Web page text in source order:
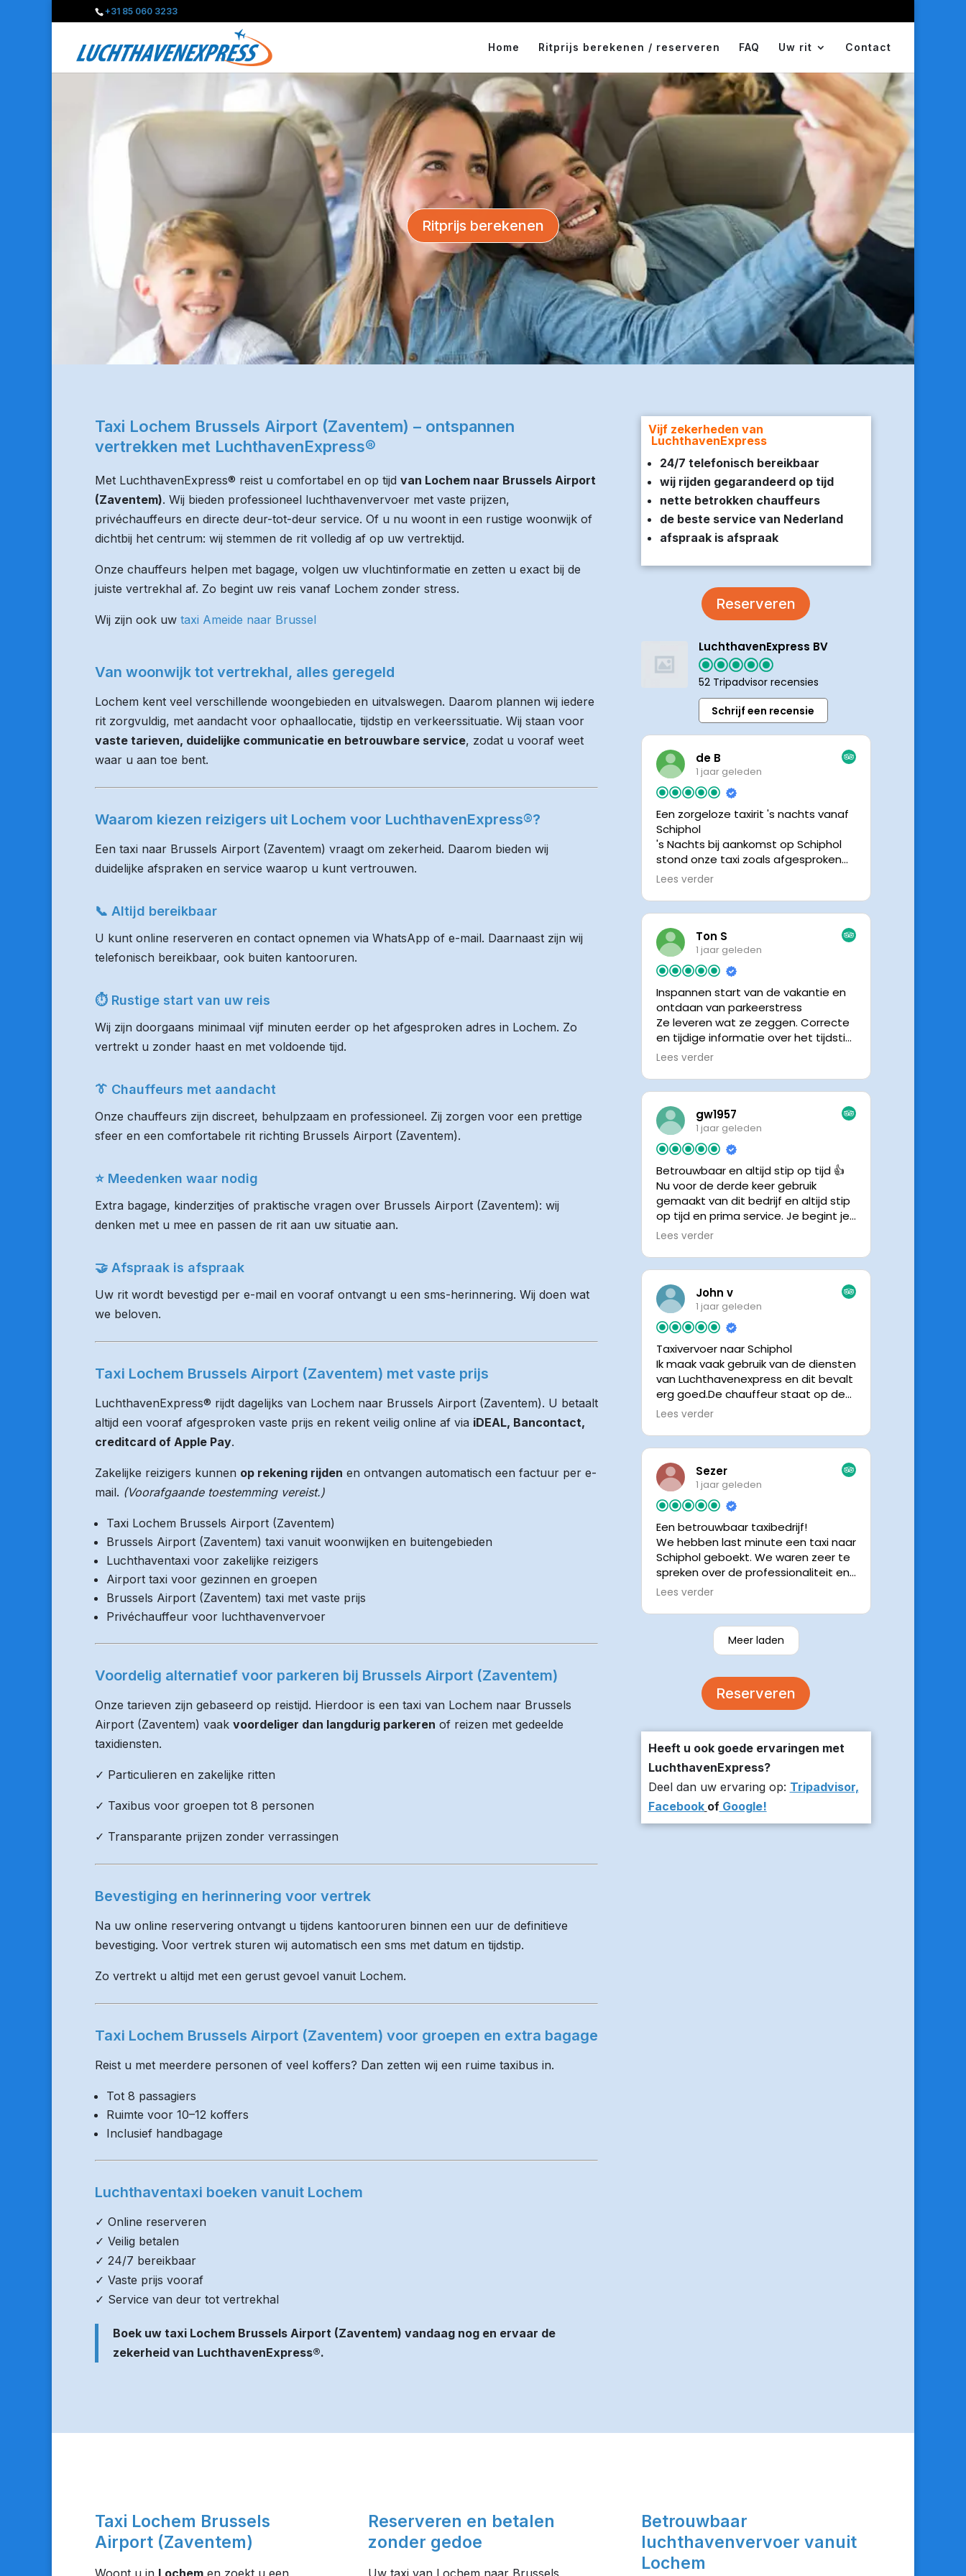
+31 85 060 3233
Home Ritprijs berekenen / reserveren FAQ Uw rit Contact
Ritprijs berekenen
Taxi Lochem Brussels Airport (Zaventem) – ontspannen
vertrekken met LuchthavenExpress®
Met LuchthavenExpress® reist u comfortabel en op tijd van Lochem naar Brussels Airport
(Zaventem). Wij bieden professioneel luchthavenvervoer met vaste prijzen,
privéchauffeurs en directe deur-tot-deur service. Of u nu woont in een rustige woonwijk of
dichtbij het centrum: wij stemmen de rit volledig af op uw vertrektijd.
Onze chauffeurs helpen met bagage, volgen uw vluchtinformatie en zetten u exact bij de
juiste vertrekhal af. Zo begint uw reis vanaf Lochem zonder stress.
Wij zijn ook uw taxi Ameide naar Brussel
Van woonwijk tot vertrekhal, alles geregeld
Lochem kent veel verschillende woongebieden en uitvalswegen. Daarom plannen wij iedere
rit zorgvuldig, met aandacht voor ophaallocatie, tijdstip en verkeerssituatie. Wij staan voor
vaste tarieven, duidelijke communicatie en betrouwbare service, zodat u vooraf weet
waar u aan toe bent.
Waarom kiezen reizigers uit Lochem voor LuchthavenExpress®?
Een taxi naar Brussels Airport (Zaventem) vraagt om zekerheid. Daarom bieden wij
duidelijke afspraken en service waarop u kunt vertrouwen.
📞 Altijd bereikbaar
U kunt online reserveren en contact opnemen via WhatsApp of e-mail. Daarnaast zijn wij
telefonisch bereikbaar, ook buiten kantooruren.
⏱ Rustige start van uw reis
Wij zijn doorgaans minimaal vijf minuten eerder op het afgesproken adres in Lochem. Zo
vertrekt u zonder haast en met voldoende tijd.
👔 Chauffeurs met aandacht
Onze chauffeurs zijn discreet, behulpzaam en professioneel. Zij zorgen voor een prettige
sfeer en een comfortabele rit richting Brussels Airport (Zaventem).
⭐ Meedenken waar nodig
Extra bagage, kinderzitjes of praktische vragen over Brussels Airport (Zaventem): wij
denken met u mee en passen de rit aan uw situatie aan.
🤝 Afspraak is afspraak
Uw rit wordt bevestigd per e-mail en vooraf ontvangt u een sms-herinnering. Wij doen wat
we beloven.
Taxi Lochem Brussels Airport (Zaventem) met vaste prijs
LuchthavenExpress® rijdt dagelijks van Lochem naar Brussels Airport (Zaventem). U betaalt
altijd een vooraf afgesproken vaste prijs en rekent veilig online af via iDEAL, Bancontact,
creditcard of Apple Pay.
Zakelijke reizigers kunnen op rekening rijden en ontvangen automatisch een factuur per e-
mail. (Voorafgaande toestemming vereist.)
Taxi Lochem Brussels Airport (Zaventem)
Brussels Airport (Zaventem) taxi vanuit woonwijken en buitengebieden
Luchthaventaxi voor zakelijke reizigers
Airport taxi voor gezinnen en groepen
Brussels Airport (Zaventem) taxi met vaste prijs
Privéchauffeur voor luchthavenvervoer
Voordelig alternatief voor parkeren bij Brussels Airport (Zaventem)
Onze tarieven zijn gebaseerd op reistijd. Hierdoor is een taxi van Lochem naar Brussels
Airport (Zaventem) vaak voordeliger dan langdurig parkeren of reizen met gedeelde
taxidiensten.
✓ Particulieren en zakelijke ritten
✓ Taxibus voor groepen tot 8 personen
✓ Transparante prijzen zonder verrassingen
Bevestiging en herinnering voor vertrek
Na uw online reservering ontvangt u tijdens kantooruren binnen een uur de definitieve
bevestiging. Voor vertrek sturen wij automatisch een sms met datum en tijdstip.
Zo vertrekt u altijd met een gerust gevoel vanuit Lochem.
Taxi Lochem Brussels Airport (Zaventem) voor groepen en extra bagage
Reist u met meerdere personen of veel koffers? Dan zetten wij een ruime taxibus in.
Tot 8 passagiers
Ruimte voor 10–12 koffers
Inclusief handbagage
Luchthaventaxi boeken vanuit Lochem
✓ Online reserveren
✓ Veilig betalen
✓ 24/7 bereikbaar
✓ Vaste prijs vooraf
✓ Service van deur tot vertrekhal
Boek uw taxi Lochem Brussels Airport (Zaventem) vandaag nog en ervaar de
zekerheid van LuchthavenExpress®.
Vijf zekerheden van
LuchthavenExpress
24/7 telefonisch bereikbaar
wij rijden gegarandeerd op tijd
nette betrokken chauffeurs
de beste service van Nederland
afspraak is afspraak
Reserveren
LuchthavenExpress BV
52 Tripadvisor recensies
Schrijf een recensie
de B
1 jaar geleden
Een zorgeloze taxirit 's nachts vanaf
Schiphol
's Nachts bij aankomst op Schiphol
stond onze taxi zoals afgesproken
keurig te wachten. Dankzij de goede
chauffeur wisten we precies waar de
chauffeur, met een prachtige auto
was het een comfortabele rit. Graag
tot de volgende de keer.
Lees verder
Ton S
1 jaar geleden
Inspannen start van de vakantie en
ontdaan van parkeerstress
Ze leveren wat ze zeggen. Correcte
en tijdige informatie over het tijdstip
van ophalen. Voldeed ook nu weer
Lees verder
gw1957
1 jaar geleden
Betrouwbaar en altijd stip op tijd 👍
Nu voor de derde keer gebruik
gemaakt van dit bedrijf en altijd stip
op tijd en prima service. Je begint je
vakantie zonder zorgen iig. 👍👍
Lees verder
John v
1 jaar geleden
Taxivervoer naar Schiphol
Ik maak vaak gebruik van de diensten
van Luchthavenexpress en dit bevalt
erg goed.De chauffeur staat op de
afgesproken tijd klaar om je op te
neemt de chauffeur direct contact
staat.Altijd nette chauffeurs, en in
mijn geval is het voordeliger dan
parkeren op P3 bij 9 dagen parkeren.
En dan hopen dat je auto geen
schade heeft ivm de krappe
parkeervakken. Ik beveel
Luchthavenexpress dan ook zeker
aan.
Lees verder
Sezer
1 jaar geleden
Een betrouwbaar taxibedrijf!
We hebben last minute een taxi naar
Schiphol geboekt. We waren zeer te
spreken over de professionaliteit en
vriendelijkheid van luchthavenexpres!
verzekerde om er op tijd te zijn en
stuurde z’n live locatie een paar
minuten voor aanvang bij ons thuis.
volgende keer zou ik weer hier
Lees verder
Meer laden
Reserveren
Heeft u ook goede ervaringen met
LuchthavenExpress?
Deel dan uw ervaring op: Tripadvisor,
Facebook ofGoogle!
Taxi Lochem Brussels
Airport (Zaventem)
Woont u in Lochem en zoekt u een
Reserveren en betalen
zonder gedoe
Uw taxi van Lochem naar Brussels
Betrouwbaar
luchthavenvervoer vanuit
Lochem